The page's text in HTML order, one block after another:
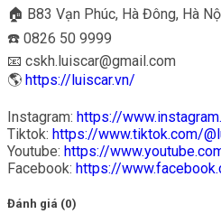
🏠 B83 Vạn Phúc, Hà Đông, Hà
☎️ 0826 50 9999
📧 cskh.luiscar@gmail.com
🌎 https://luiscar.vn/
Instagram: https://
Tiktok: https://www.tiktok.com/
Youtube: https://
Facebook: https://
Đánh giá (0)